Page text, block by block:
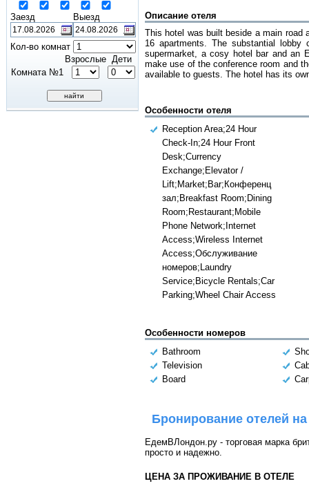
Заезд Выезд
Кол-во комнат
Взрослые Дети
Комната №1
Описание отеля
This hotel was built beside a main road
16 apartments. The substantial
supermarket, a cosy hotel bar and an
make use of the conference room and
available to guests. The hotel has its
Особенности отеля
Reception Area;24 Hour
Check-In;24 Hour Front
Desk;Currency
Exchange;Elevator /
Lift;Market;Bar;Конференц
зал;Breakfast Room;Dining
Room;Restaurant;Mobile
Phone Network;Internet
Access;Wireless Internet
Access;Обслуживание
номеров;Laundry
Service;Bicycle Rentals;Car
Parking;Wheel Chair Access
Особенности номеров
Bathroom
Television
Board
Бронирование отелей
ЕдемВЛондон.ру - торговая марка
просто и надежно.
ЦЕНА ЗА ПРОЖИВАНИЕ В ОТЕЛЕ